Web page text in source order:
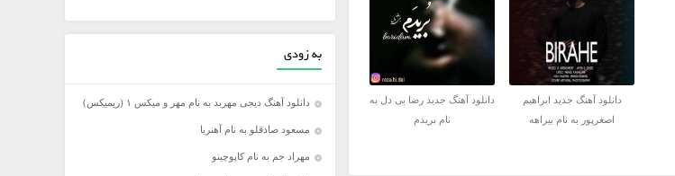
دانلود آهنگ جدید ابراهیم
اصغرپور به نام بیراهه
دانلود آهنگ جدید رضا بی دل به
نام بریدم
به زودی
دانلود آهنگ دیجی مهربد به نام مهر و میکس ۱ (ریمیکس)
مسعود صادقلو به نام آهنربا
مهراد جم به نام کاپوچینو